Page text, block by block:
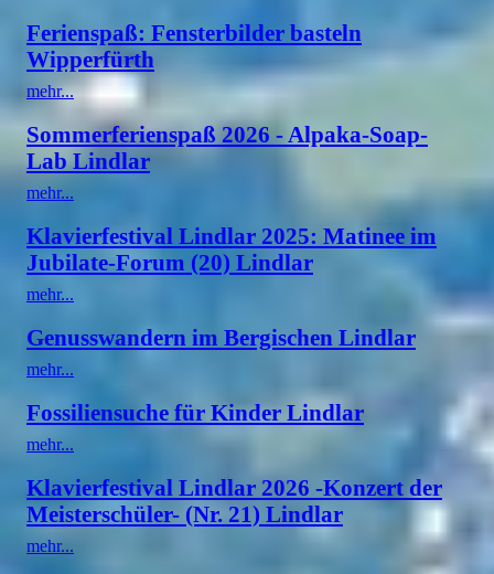
Ferienspaß: Fensterbilder basteln
Wipperfürth
mehr...
Sommerferienspaß 2026 - Alpaka-Soap-
Lab Lindlar
mehr...
Klavierfestival Lindlar 2025: Matinee im
Jubilate-Forum (20) Lindlar
mehr...
Genusswandern im Bergischen Lindlar
mehr...
Fossiliensuche für Kinder Lindlar
mehr...
Klavierfestival Lindlar 2026 -Konzert der
Meisterschüler- (Nr. 21) Lindlar
mehr...